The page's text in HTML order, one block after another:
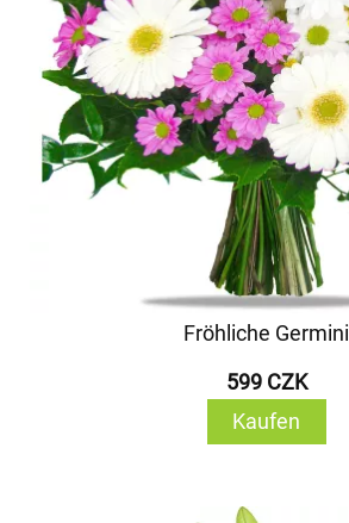
Fröhliche Germini
599 CZK
Kaufen